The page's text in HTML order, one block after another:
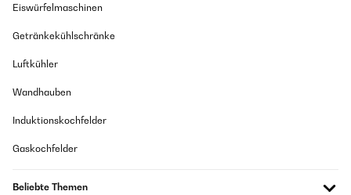
Eiswürfelmaschinen
Getränkekühlschränke
Luftkühler
Wandhauben
Induktionskochfelder
Gaskochfelder
Beliebte Themen